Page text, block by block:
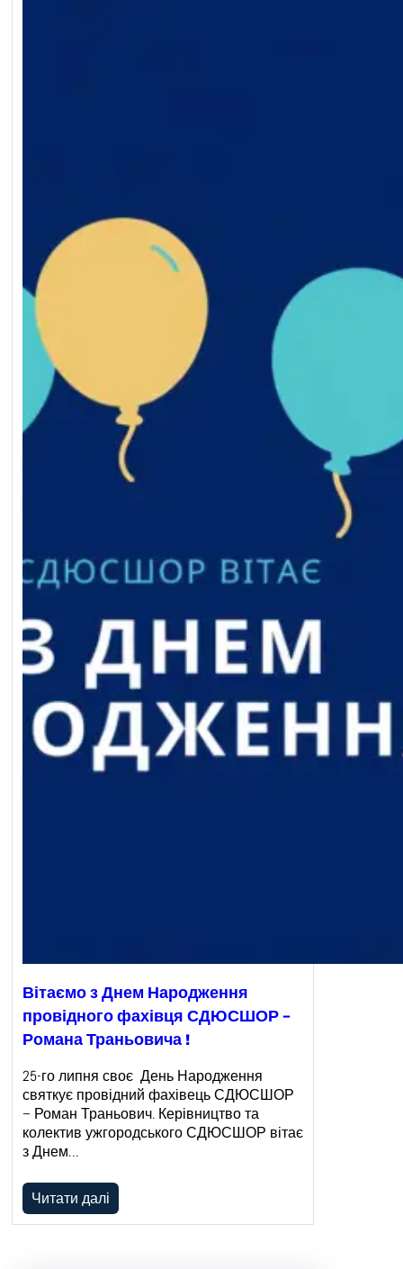
Вітаємо з Днем Народження
провідного фахівця СДЮСШОР –
Романа Траньовича !
25-го липня своє День Народження
святкує провідний фахівець СДЮСШОР
– Роман Траньович. Керівництво та
колектив ужгородського СДЮСШОР вітає
з Днем…
Читати далі